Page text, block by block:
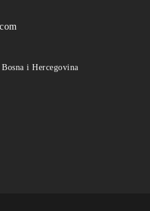
i Hercegovina